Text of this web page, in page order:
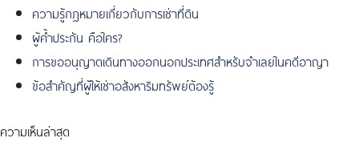
ความรู้กฎหมายเกี่ยวกับการเช่าที่ดิน
ผู้ค้ำประกัน คือใคร?
การขออนุญาตเดินทางออกนอกประเทศสำหรับจำเลยในคดีอาญา
ข้อสำคัญที่ผู้ให้เช่าอสังหาริมทรัพย์ต้องรู้
ความเห็นล่าสุด